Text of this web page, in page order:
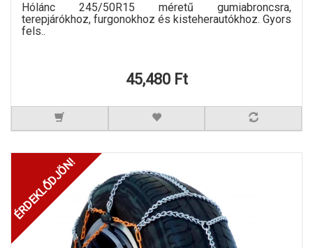
Hólánc 245/50R15 méretű gumiabroncsra,
terepjárókhoz, furgonokhoz és kisteherautókhoz. Gyors
fels..
45,480 Ft
ÉRDEKLŐDJÖN!